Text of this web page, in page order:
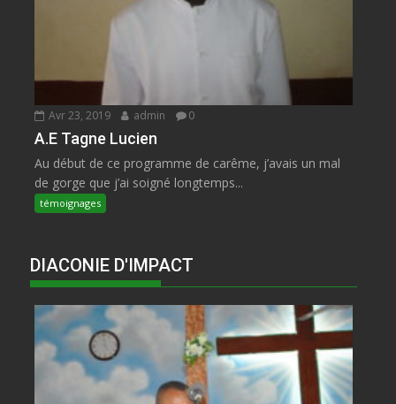
Avr 23, 2019 admin 0
A.E Tagne Lucien
Au début de ce programme de carême, j’avais un mal
de gorge que j’ai soigné longtemps...
témoignages
DIACONIE D'IMPACT